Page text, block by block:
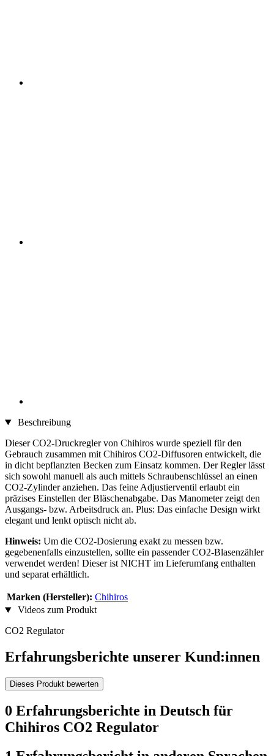
Beschreibung
Dieser CO2-Druckregler von Chihiros wurde speziell für den
Gebrauch zusammen mit Chihiros CO2-Diffusoren entwickelt, die
in dicht bepflanzten Becken zum Einsatz kommen. Der Regler lässt
sich sowohl manuell als auch mittels Schraubenschlüssel an einen
CO2-Zylinder anziehen. Das feine Adjustierventil erlaubt ein
präzises Einstellen der Bläschenabgabe. Das Manometer zeigt den
Ausgangs- bzw. Arbeitsdruck an. Plus: Das einfache Design wirkt
elegant und lenkt optisch nicht ab.
Hinweis: Um die CO2-Dosierung exakt zu messen bzw.
gegebenenfalls einzustellen, sollte ein passender CO2-Blasenzähler
verwendet werden! Dieser ist NICHT im Lieferumfang enthalten
und separat erhältlich.
Marken (Hersteller): Chihiros
Videos zum Produkt
CO2 Regulator
Erfahrungsberichte unserer Kund:innen
Dieses Produkt bewerten
0 Erfahrungsberichte in Deutsch für
Chihiros CO2 Regulator